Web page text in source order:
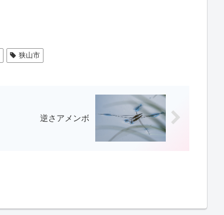
狭山市
逆さアメンボ